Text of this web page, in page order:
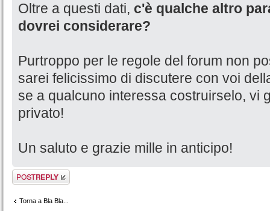
Oltre a questi dati, c'è qualche altro
dovrei considerare?
Purtroppo per le regole del forum non
sarei felicissimo di discutere con voi
se a qualcuno interessa costruirselo, vi
privato!
Un saluto e grazie mille in anticipo!
Rispondi al
messaggio
Torna a Bla Bla...